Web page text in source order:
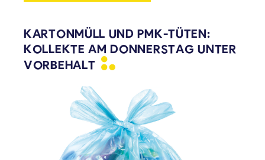
KARTONMÜLL UND PMK-TÜTEN:
KOLLEKTE AM DONNERSTAG UNTER
VORBEHALT